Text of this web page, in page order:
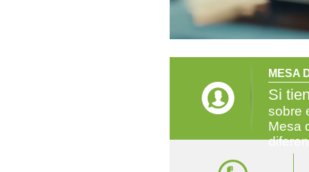
MESA
Si
sobre
Mesa